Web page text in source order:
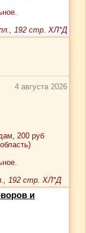
192 стр. ХЛ*Д
4 августа 2026
200 руб
192 стр. ХЛ*Д
и